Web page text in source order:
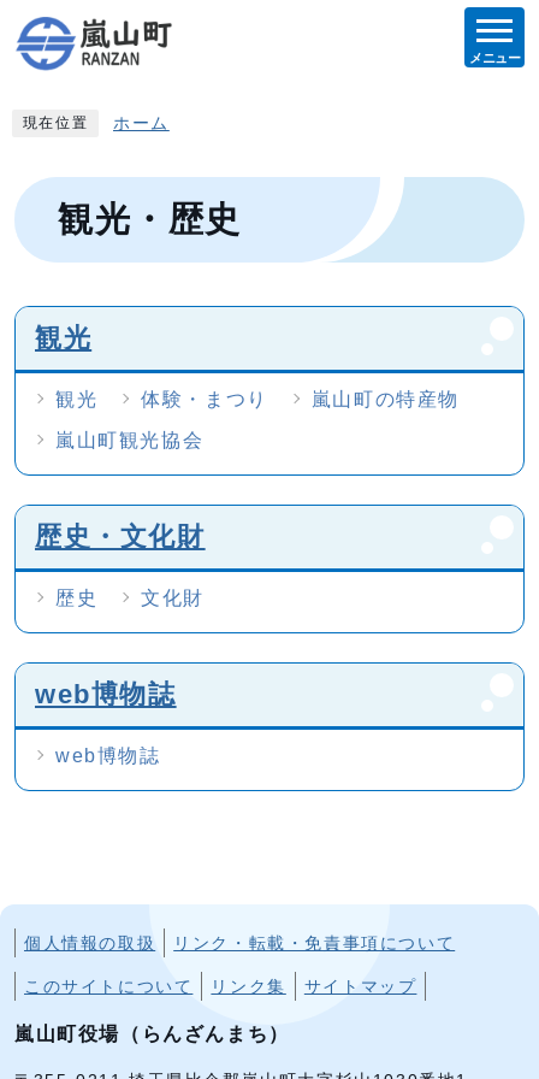
メニュー
現在位置 ホーム
観光・歴史
観光
観光 体験・まつり
嵐山町の特産物
嵐山町観光協会
歴史・文化財
歴史 文化財
web博物誌
web博物誌
個人情報の取扱 リンク・転載・免責事項について
このサイトについて リンク集 サイトマップ
嵐山町役場（らんざんまち）